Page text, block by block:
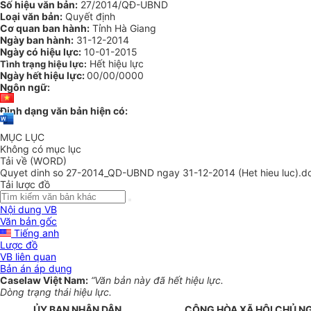
Số hiệu văn bản: 27/2014/QĐ-UBND
Loại văn bản: Quyết định
Cơ quan ban hành: Tỉnh Hà Giang
Ngày ban hành: 31-12-2014
Ngày có hiệu lực: 10-01-2015
Tình trạng hiệu lực: Hết hiệu lực
Ngày hết hiệu lực:00/00/0000
Ngôn ngữ:
Định dạng văn bản hiện có:
MỤC LỤC
Không có mục lục
Tải về (WORD)
Quyet dinh so 27-2014_QD-UBND ngay 31-12-2014 (Het hieu
Tải lược đồ
Nội dung VB
Văn bản gốc
Tiếng anh
Lược đồ
VB liên quan
Bản án áp dụng
Caselaw Việt Nam: “Văn bản này đã hết hiệu lực.
Dòng trạng thái hiệu lực.